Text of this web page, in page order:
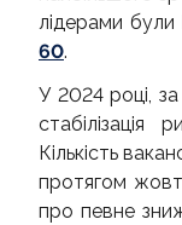
лідерами були
60.
У 2024 році,
стабілізація
Кількість
протягом
про певне